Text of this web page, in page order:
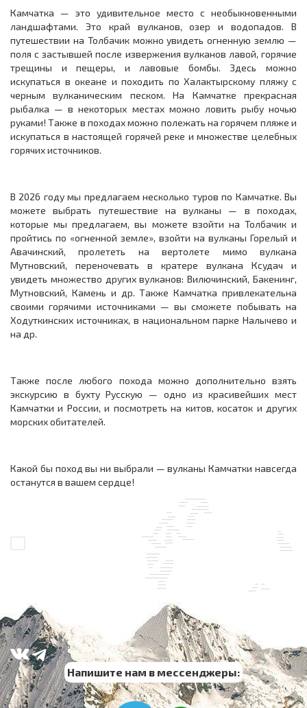
Камчатка — это удивительное место с необыкновенными
ландшафтами. Это край вулканов, озер и водопадов. В
путешествии на Толбачик можно увидеть огненную землю —
поля с застывшей после извержения вулканов лавой, горячие
трещины и пещеры, и лавовые бомбы. Здесь можно
искупаться в океане и походить по Халактырскому пляжу с
черным вулканическим песком. На Камчатке прекрасная
рыбалка — в некоторых местах можно ловить рыбу ночью
руками! Также в походах можно полежать на горячем пляже и
искупаться в настоящей горячей реке и множестве целебных
горячих источников.
В 2026 году мы предлагаем несколько туров по Камчатке. Вы
можете выбрать путешествие на вулканы — в походах,
которые мы предлагаем, вы можете взойти на Толбачик и
пройтись по «огненной земле», взойти на вулканы Горелый и
Авачинский, пролететь на вертолете мимо вулкана
Мутновский, переночевать в кратере вулкана Ксудач и
увидеть множество других вулканов: Вилючинский, Бакенинг,
Мутновский, Камень и др.Также Камчатка привлекательна
своими горячими источниками — вы сможете побывать на
Ходуткинских источниках, в национальном парке Налычево и
на др.
Также после любого похода можно дополнительно взять
экскурсию в бухту Русскую — одно из красивейших мест
Камчатки и России, и посмотреть на китов, косаток и других
морских обитателей.
Какой бы поход вы ни выбрали — вулканы Камчатки навсегда
останутся в вашем сердце!
Напишите нам в мессенджеры: